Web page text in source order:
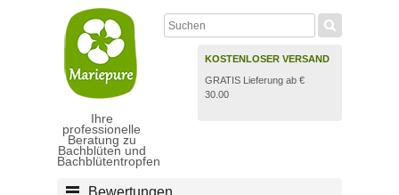
Ihre
professionelle
Beratung zu
Bachblüten und
Bachblütentropfen
KOSTENLOSER VERSAND
GRATIS Lieferung ab €
30.00
Bewertungen